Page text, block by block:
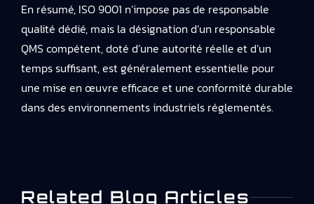
En résumé, ISO 9001 n’impose pas de responsable
qualité dédié, mais la désignation d’un responsable
QMS compétent, doté d’une autorité réelle et d’un
temps suffisant, est généralement essentielle pour
une mise en œuvre efficace et une conformité durable
dans des environnements industriels réglementés.
Related Blog Articles